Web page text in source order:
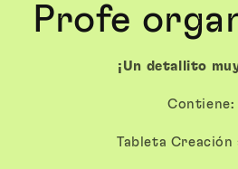
Profe
¡Un detallito
Contiene:
Tableta Creación